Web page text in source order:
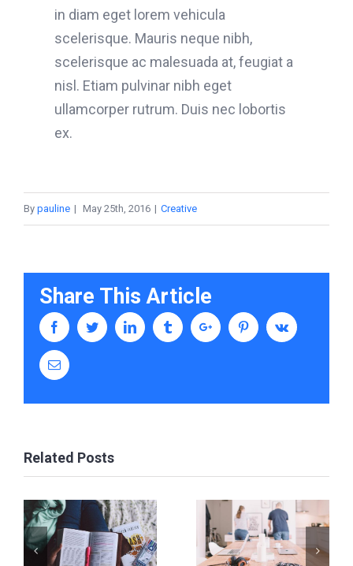
in diam eget lorem vehicula
scelerisque. Mauris neque nibh,
scelerisque ac malesuada at, feugiat a
nisl. Etiam pulvinar nibh eget
ullamcorper rutrum. Duis nec lobortis
ex.
By pauline | May 25th, 2016 | Creative
Share This Article
FacebookTwitterLinkedin TumblrGoogle+ PinterestVk
Email
Related Posts